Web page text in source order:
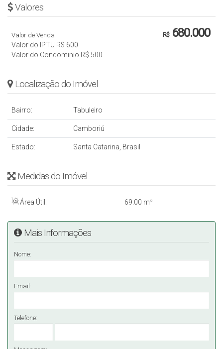
Valores
R$680.000
Valor de Venda
Valor do IPTU R$ 600
Valor do Condominio R$ 500
Localização do Imóvel
Bairro: Tabuleiro
Cidade: Camboriú
Estado: Santa Catarina, Brasil
Medidas do Imóvel
Área Útil: 69.00 m²
Mais Informações
Nome:
Email:
Telefone: